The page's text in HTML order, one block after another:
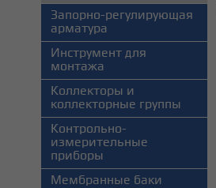
Запорно-регулирующая
арматура
Инструмент для
монтажа
Коллекторы и
коллекторные группы
Контрольно-
измерительные
приборы
Мембранные баки